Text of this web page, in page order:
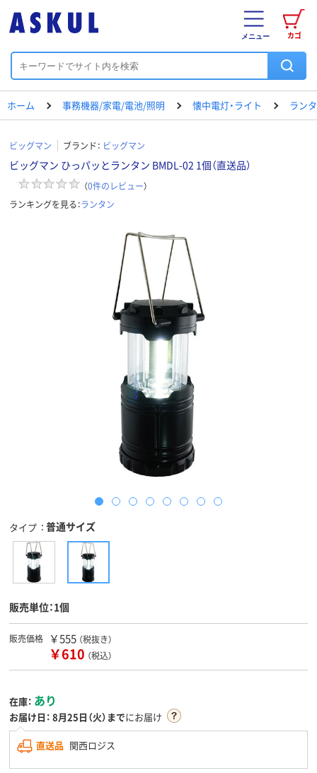
カゴ
メニュー
ホーム 事務機器/家電/電池/照明 懐中電灯・ライト ラン
ビッグマン ブランド： ビッグマン
ビッグマン ひっパッとランタン BMDL-02 1個（直送品）
（0件のレビュー）
ランキングを見る：ランタン
タイプ 普通サイズ
販売単位：1個
販売価格 ￥555 （税抜き）
￥610 （税込）
在庫： あり
お届け日： 8月25日（火）までにお届け
直送品 関西ロジス